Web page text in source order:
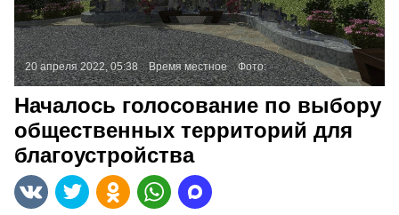
20 апреля 2022, 05:38 Время местное Фото:
Началось голосование по выбору
общественных территорий для
благоустройства